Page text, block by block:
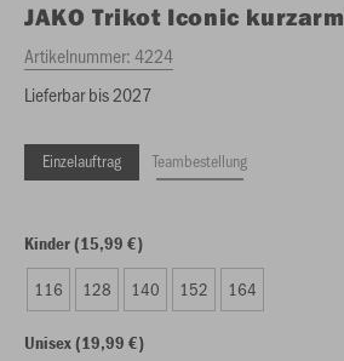
JAKO Trikot Iconic kurzarm
Artikelnummer:4224
Lieferbar bis 2027
Einzelauftrag Teambestellung
Kinder (15,99 €)
116 128 140 152 164
Unisex (19,99 €)